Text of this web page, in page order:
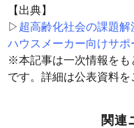
【出典】
▷ 超高齢化社会の課題解
ハウスメーカー向けサ
※本記事は一次情報をも
です。詳細は公表資料を
関連